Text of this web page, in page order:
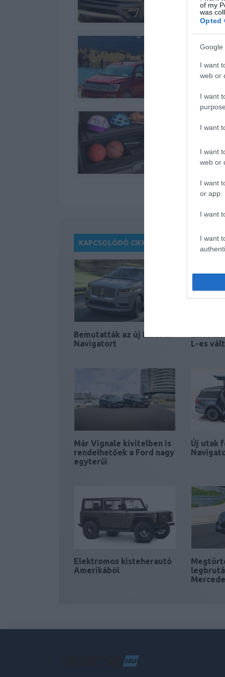
of my
was
Opted
Google
I want
web or
I want
I want
I want
web or
I want
or app.
I want
I want
KAPCSOLÓDÓ CIKKEK
Bemutatták az új Lincoln
Navigatort
L-es
Már Vignale kivitelben is
rendelhetőek a Ford nagy
egyterűi
Új utak
Elektromos kisteherautó
Amerikából